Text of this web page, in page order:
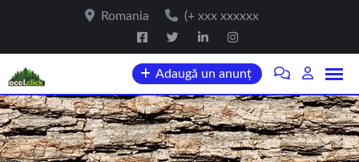
Romania (+ xxx xxxxxx
Adaugă un anunț